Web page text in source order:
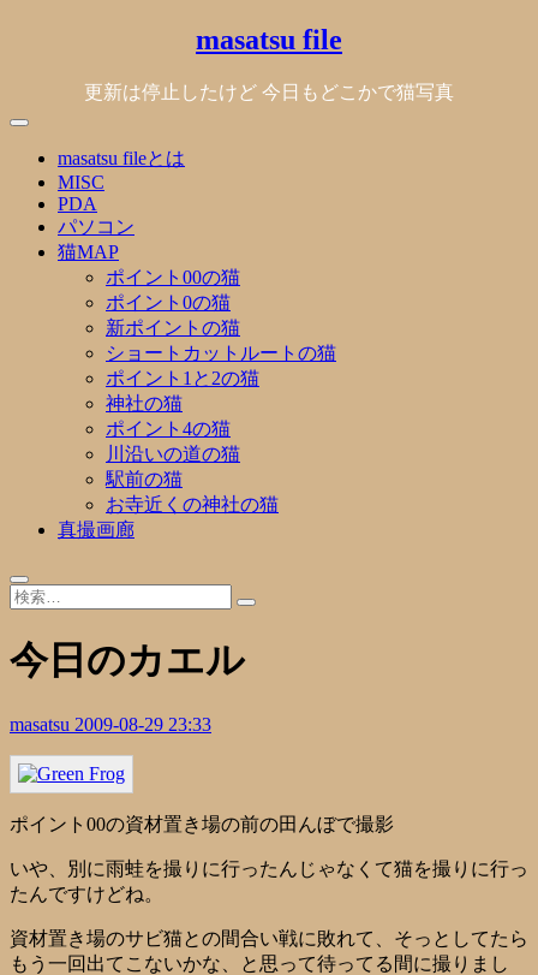
masatsu file
更新は停止したけど 今日もどこかで猫写真
masatsu fileとは
MISC
PDA
パソコン
猫MAP
ポイント00の猫
ポイント0の猫
新ポイントの猫
ショートカットルートの猫
ポイント1と2の猫
神社の猫
ポイント4の猫
川沿いの道の猫
駅前の猫
お寺近くの神社の猫
真撮画廊
今日のカエル
masatsu 2009-08-29 23:33
ポイント00の資材置き場の前の田んぼで撮影
いや、別に雨蛙を撮りに行ったんじゃなくて猫を撮りに行っ
たんですけどね。
資材置き場のサビ猫との間合い戦に敗れて、そっとしてたら
もう一回出てこないかな、と思って待ってる間に撮りまし